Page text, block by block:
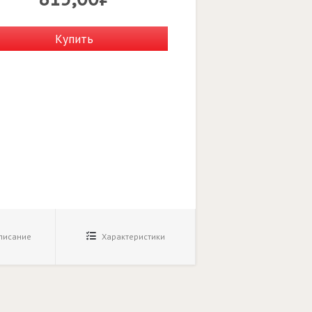
Купить
Характеристики